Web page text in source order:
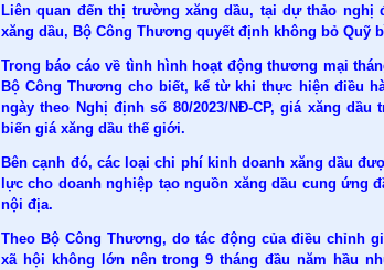
Liên quan đến thị trường xăng dầu, tại dự thảo nghị
xăng dầu, Bộ Công Thương quyết định không bỏ Quỹ
Trong báo cáo về tình hình hoạt động thương mại
Bộ Công Thương cho biết, kể từ khi thực hiện điều
ngày theo Nghị định số 80/2023/NĐ-CP, giá xăng
biến giá xăng dầu thế giới.
Bên cạnh đó, các loại chi phí kinh doanh xăng dầu
lực cho doanh nghiệp tạo nguồn xăng dầu cung ứng
nội địa.
Theo Bộ Công Thương, do tác động của điều chỉnh
xã hội không lớn nên trong 9 tháng đầu năm hầu